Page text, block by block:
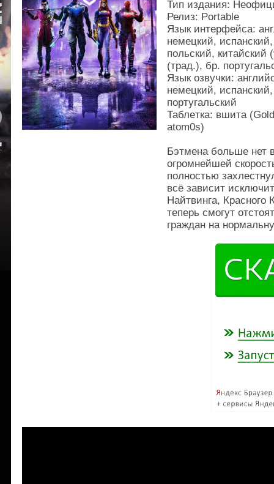
Тип издания:
Релиз: Portable
Язык интерфейса:
немецкий,
польский, китайский
(трад.), бр.
Язык озвучки:
немецкий,
португальский
Таблeтка: вшита
atom0s)
Бэтмена больше нет
огромнейшей
полностью
всё зависит
Найтвинга, Красного
теперь смогут
граждан на